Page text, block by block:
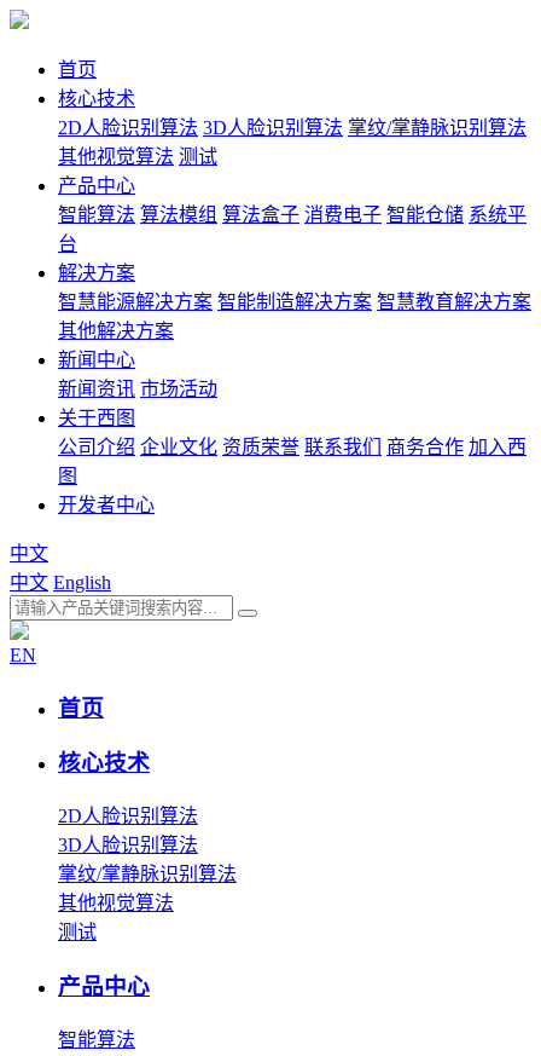
首页
核心技术
2D人脸识别算法 3D人脸识别算法 掌纹/掌静脉识别算法
其他视觉算法 测试
产品中心
智能算法 算法模组 算法盒子 消费电子 智能仓储 系统平
台
解决方案
智慧能源解决方案 智能制造解决方案 智慧教育解决方案
其他解决方案
新闻中心
新闻资讯 市场活动
关于西图
公司介绍 企业文化 资质荣誉 联系我们 商务合作 加入西
图
开发者中心
中文
中文 English
EN
首页
核心技术
2D人脸识别算法
3D人脸识别算法
掌纹/掌静脉识别算法
其他视觉算法
测试
产品中心
智能算法